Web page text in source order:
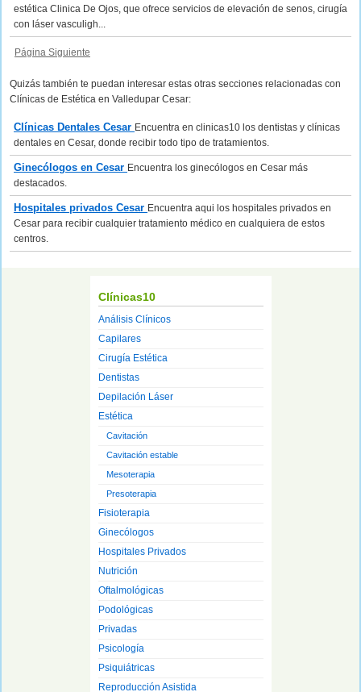
estética Clinica De Ojos, que ofrece servicios de elevación de senos, cirugía
con láser vasculigh...
Página Siguiente
Quizás también te puedan interesar estas otras secciones relacionadas con
Clínicas de Estética en Valledupar Cesar:
Clínicas Dentales Cesar Encuentra en clinicas10 los dentistas y clínicas
dentales en Cesar, donde recibir todo tipo de tratamientos.
Ginecólogos en Cesar Encuentra los ginecólogos en Cesar más
destacados.
Hospitales privados Cesar Encuentra aqui los hospitales privados en
Cesar para recibir cualquier tratamiento médico en cualquiera de estos
centros.
Clínicas10
Análisis Clínicos
Capilares
Cirugía Estética
Dentistas
Depilación Láser
Estética
Cavitación
Cavitación estable
Mesoterapia
Presoterapia
Fisioterapia
Ginecólogos
Hospitales Privados
Nutrición
Oftalmológicas
Podológicas
Privadas
Psicología
Psiquiátricas
Reproducción Asistida